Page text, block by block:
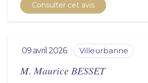
Consulter cet avis
09 avril 2026 villeurbanne
M. Maurice BESSET